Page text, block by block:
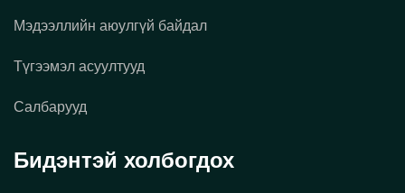
Мэдээллийн аюулгүй байдал
Түгээмэл асуултууд
Салбарууд
Бидэнтэй холбогдох